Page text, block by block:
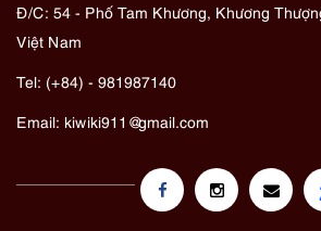
Đ/C: 54 - Phố Tam Khương, Khương
Việt Nam
Tel: (+84) - 981987140
Email: kiwiki911@gmail.com